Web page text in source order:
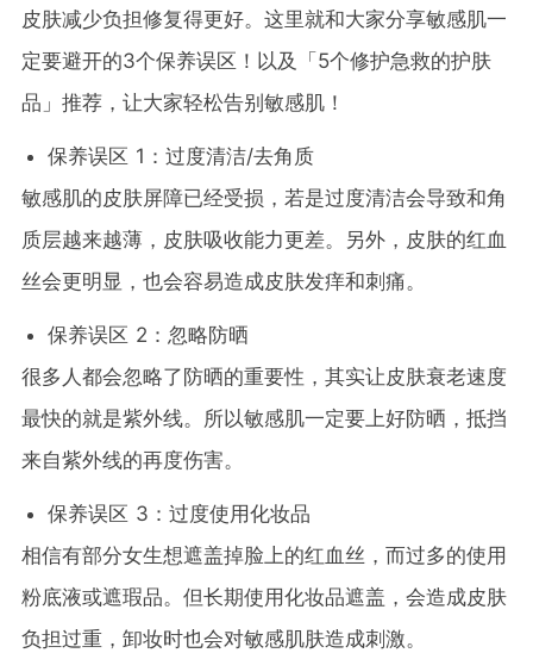
皮肤减少负担修复得更好。这里就和大家分享敏感肌一
定要避开的3个保养误区！以及「5个修护急救的护肤
品」推荐，让大家轻松告别敏感肌！
保养误区 1：过度清洁/去角质
敏感肌的皮肤屏障已经受损，若是过度清洁会导致和角
质层越来越薄，皮肤吸收能力更差。另外，皮肤的红血
丝会更明显，也会容易造成皮肤发痒和刺痛。
保养误区 2：忽略防晒
很多人都会忽略了防晒的重要性，其实让皮肤衰老速度
最快的就是紫外线。所以敏感肌一定要上好防晒，抵挡
来自紫外线的再度伤害。
保养误区 3：过度使用化妆品
相信有部分女生想遮盖掉脸上的红血丝，而过多的使用
粉底液或遮瑕品。但长期使用化妆品遮盖，会造成皮肤
负担过重，卸妆时也会对敏感肌肤造成刺激。